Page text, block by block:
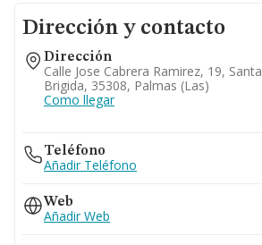
Dirección y contacto
Dirección
Calle Jose Cabrera Ramirez, 19, Santa
Brigida, 35308, Palmas (las)
Como llegar
Teléfono
Añadir Teléfono
Web
Añadir Web